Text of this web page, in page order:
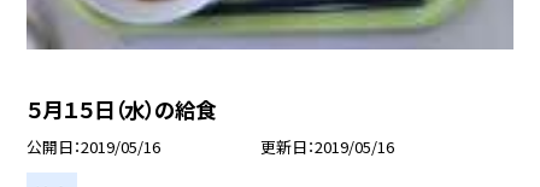
５月１５日（水）の給食
公開日 2019/05/16 更新日 2019/05/16